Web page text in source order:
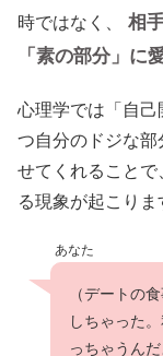
時ではなく、
相
「素の部分」に
心理学では「自
つ自分のドジな
せてくれること
る現象が起こりま
あなた
（デートの
しちゃった
っちゃうん